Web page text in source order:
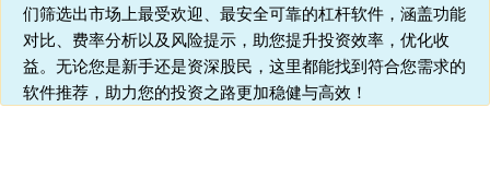
们筛选出市场上最受欢迎、最安全可靠的杠杆软件，涵盖功能
对比、费率分析以及风险提示，助您提升投资效率，优化收
益。无论您是新手还是资深股民，这里都能找到符合您需求的
软件推荐，助力您的投资之路更加稳健与高效！